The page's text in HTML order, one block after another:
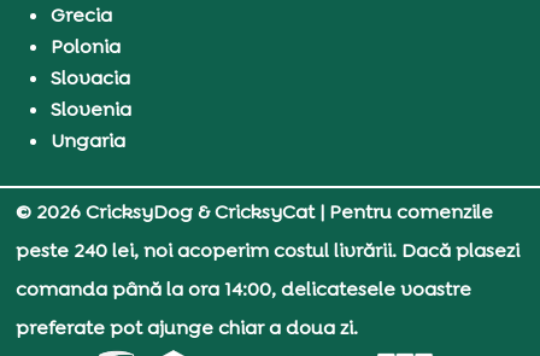
Grecia
Polonia
Slovacia
Slovenia
Ungaria
© 2026 CricksyDog & CricksyCat| Pentru comenzile
peste 240 lei, noi acoperim costul livrării. Dacă plasezi
comanda până la ora 14:00, delicatesele voastre
preferate pot ajunge chiar a doua zi.